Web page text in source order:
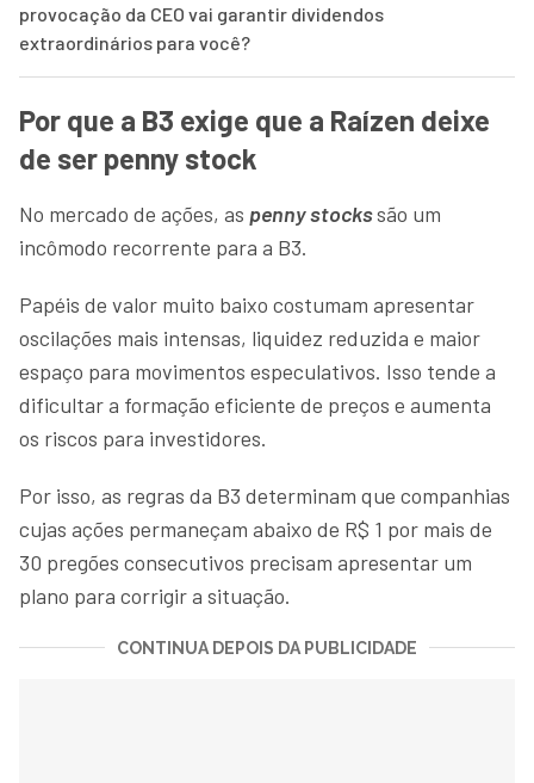
provocação da CEO vai garantir dividendos
extraordinários para você?
Por que a B3 exige que a Raízen deixe
de ser penny stock
No mercado de ações, as penny stockssão um
incômodo recorrente para a B3.
Papéis de valor muito baixo costumam apresentar
oscilações mais intensas, liquidez reduzida e maior
espaço para movimentos especulativos. Isso tende a
dificultar a formação eficiente de preços e aumenta
os riscos para investidores.
Por isso, as regras da B3 determinam que companhias
cujas ações permaneçam abaixo de R$ 1 por mais de
30 pregões consecutivos precisam apresentar um
plano para corrigir a situação.
CONTINUA DEPOIS DA PUBLICIDADE